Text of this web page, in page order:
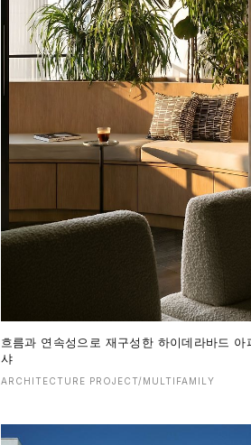
흐름과 연속성으로 재구성한 하이데라바드
샤
ARCHITECTURE PROJECT/MULTIFAMILY